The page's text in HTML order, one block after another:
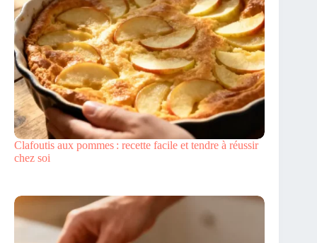
Clafoutis aux pommes : recette facile et tendre à réussir
chez soi